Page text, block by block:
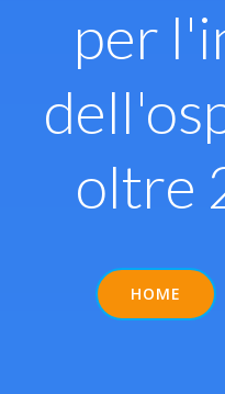
per
oltre
HOME